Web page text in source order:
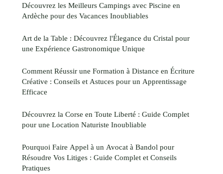
Découvrez les Meilleurs Campings avec Piscine en
Ardèche pour des Vacances Inoubliables
Art de la Table : Découvrez l'Élegance du Cristal pour
une Expérience Gastronomique Unique
Comment Réussir une Formation à Distance en Écriture
Créative : Conseils et Astuces pour un Apprentissage
Efficace
Découvrez la Corse en Toute Liberté : Guide Complet
pour une Location Naturiste Inoubliable
Pourquoi Faire Appel à un Avocat à Bandol pour
Résoudre Vos Litiges : Guide Complet et Conseils
Pratiques